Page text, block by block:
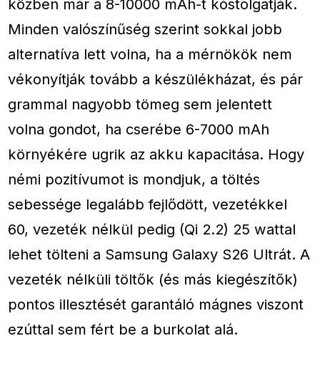
közben már a 8-10000 mAh-t kóstolgatják.
Minden valószínűség szerint sokkal jobb
alternatíva lett volna, ha a mérnökök nem
vékonyítják tovább a készülékházat, és pár
grammal nagyobb tömeg sem jelentett
volna gondot, ha cserébe 6-7000 mAh
környékére ugrik az akku kapacitása. Hogy
némi pozitívumot is mondjuk, a töltés
sebessége legalább fejlődött, vezetékkel
60, vezeték nélkül pedig (Qi 2.2) 25 wattal
lehet tölteni a Samsung Galaxy S26 Ultrát. A
vezeték nélküli töltők (és más kiegészítők)
pontos illesztését garantáló mágnes viszont
ezúttal sem fért be a burkolat alá.